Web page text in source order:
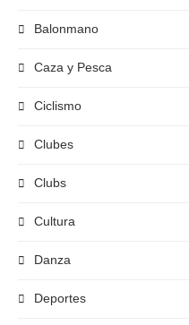
Balonmano
Caza y Pesca
Ciclismo
Clubes
Clubs
Cultura
Danza
Deportes